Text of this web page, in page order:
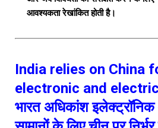
आवश्यकता रेखांकित होती है।
India relies on China
electronic and
भारत अधिकांश